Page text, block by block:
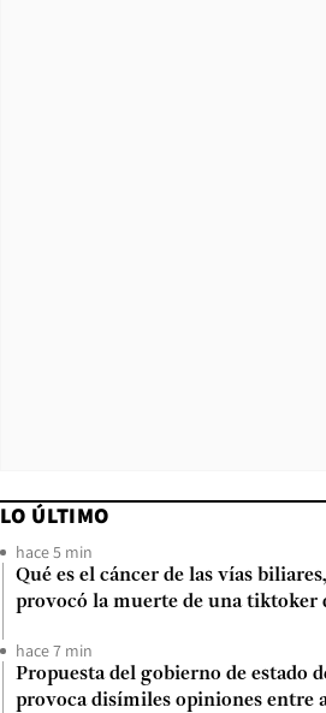
LO ÚLTIMO
hace 5 min
Qué es el cáncer de las vías
provocó la muerte de una tiktoker
hace 7 min
Propuesta del gobierno de estado
provoca disímiles opiniones entre